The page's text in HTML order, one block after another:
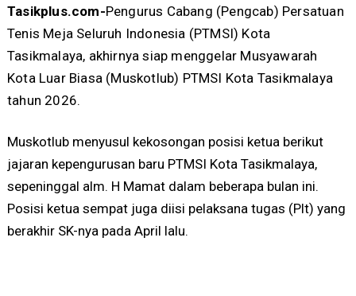
Tasikplus.com-Pengurus Cabang (Pengcab) Persatuan
Tenis Meja Seluruh Indonesia (PTMSI) Kota
Tasikmalaya, akhirnya siap menggelar Musyawarah
Kota Luar Biasa (Muskotlub) PTMSI Kota Tasikmalaya
tahun 2026.
Muskotlub menyusul kekosongan posisi ketua berikut
jajaran kepengurusan baru PTMSI Kota Tasikmalaya,
sepeninggal alm. H Mamat dalam beberapa bulan ini.
Posisi ketua sempat juga diisi pelaksana tugas (Plt) yang
berakhir SK-nya pada April lalu.